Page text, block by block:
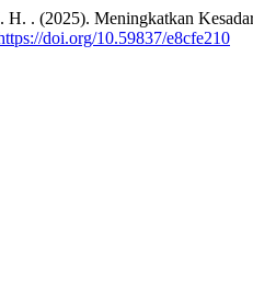
. (2025). Meningkatkan
doi.org/10.59837/e8cfe210